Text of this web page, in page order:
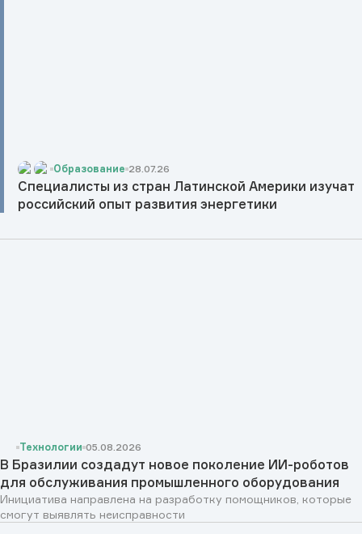
Образование 28.07.26
Специалисты из стран Латинской Америки изучат
российский опыт развития энергетики
Технологии 05.08.2026
В Бразилии создадут новое поколение ИИ-роботов
для обслуживания промышленного оборудования
Инициатива направлена на разработку помощников, которые
смогут выявлять неисправности